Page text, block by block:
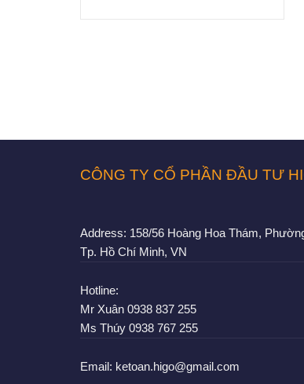
CÔNG TY CỔ PHẦN ĐẦU TƯ
Address: 158/56 Hoàng Hoa Thám,
Tp. Hồ Chí Minh, VN
Hotline:
Mr Xuân 0938 837 255
Ms Thúy 0938 767 255
Email: ketoan.higo@gmail.com